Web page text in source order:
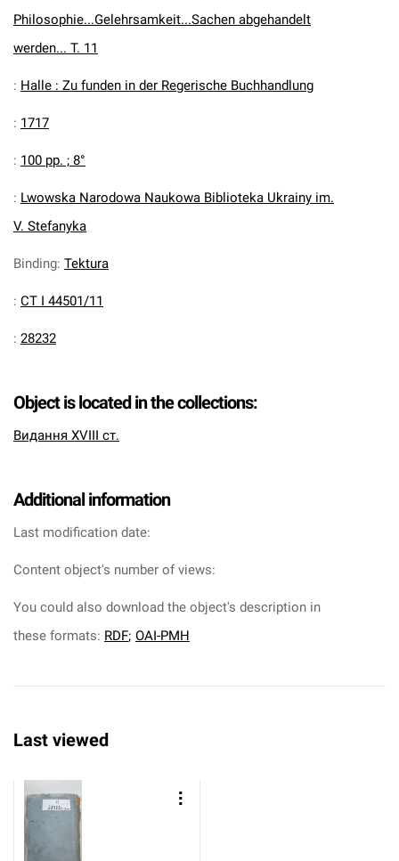
Philosophie...Gelehrsamkeit...Sachen abgehandelt
werden... T. 11
: Halle : Zu funden in der Regerische Buchhandlung
: 1717
: 100 pp. ; 8°
: Lwowska Narodowa Naukowa Biblioteka Ukrainy im.
V. Stefanyka
Binding: Tektura
: CT I 44501/11
: 28232
Object is located in the collections:
Видання XVIII ст.
Additional information
Last modification date:
Content object's number of views:
You could also download the object's description in
these formats: RDF; OAI-PMH
Last viewed